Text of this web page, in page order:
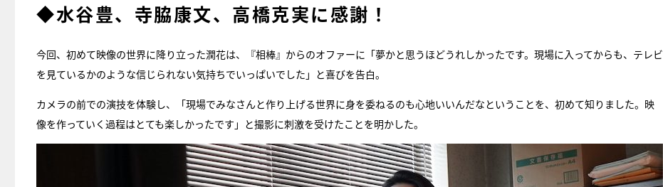
◆水谷豊、寺脇康文、高橋克実に感謝！
今回、初めて映像の世界に降り立った潤花は、『相棒』からのオファーに「夢かと思うほどうれしかったです。現場に入ってからも、テレビ
を見ているかのような信じられない気持ちでいっぱいでした」と喜びを告白。
カメラの前での演技を体験し、「現場でみなさんと作り上げる世界に身を委ねるのも心地いいんだなということを、初めて知りました。映
像を作っていく過程はとても楽しかったです」と撮影に刺激を受けたことを明かした。